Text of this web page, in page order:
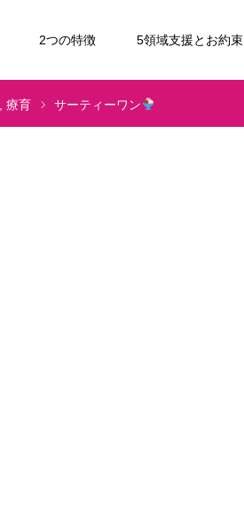
2つの特徴 5領域支援とお約束
療育 サーティーワン